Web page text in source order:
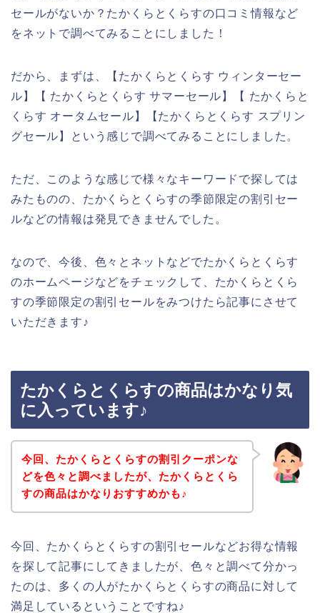
セールがないか？たかくらとくらすの口コミ情報など
をネットで調べてみることにしました！
だから、まずは、【たかくらとくらす ウィンターセー
ル】【 たかくらとくらす サマーセール】【 たかくらと
くらす オータムセール】【たかくらとくらす スプリン
グセール】という感じで調べてみることにしました。
ただ、このような感じで様々なキーワードで探しては
みたものの、たかくらとくらすの季節限定の割引セー
ルなどの情報は発見できませんでした。
なので、今後、色々とネットなどでたかくらとくらす
のホームページなどをチェックして、たかくらとくら
すの季節限定の割引セールをみつけたら記事にさせて
いただきます♪
たかくらとくらすの商品はかなり気
に入っています♪
今回、たかくらとくらすの割引クーポンな
どを色々と調べましたが、たかくらとくら
すの商品はかなりおすすめかも♪
今回、たかくらとくらすの割引セールなどお得な情報
を探して記事にしてきましたが、色々と調べて分かっ
たのは、多くの人がたかくらとくらすの商品に対して
満足しているということですね♪